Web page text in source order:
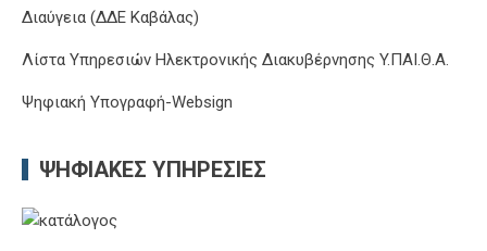
Διαύγεια (ΔΔΕ Καβάλας)
Λίστα Υπηρεσιών Ηλεκτρονικής Διακυβέρνησης Y.ΠΑΙ.Θ.Α.
Ψηφιακή Υπογραφή-Websign
ΨΗΦΙΑΚΈΣ ΥΠΗΡΕΣΊΕΣ